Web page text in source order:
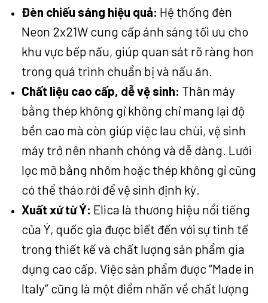
Đèn chiếu sáng hiệu quả: Hệ thống đèn
Neon 2x21W cung cấp ánh sáng tối ưu cho
khu vực bếp nấu, giúp quan sát rõ ràng hơn
trong quá trình chuẩn bị và nấu ăn.
Chất liệu cao cấp, dễ vệ sinh: Thân máy
bằng thép không gỉ không chỉ mang lại độ
bền cao mà còn giúp việc lau chùi, vệ sinh
máy trở nên nhanh chóng và dễ dàng. Lưới
lọc mỡ bằng nhôm hoặc thép không gỉ cũng
có thể tháo rời để vệ sinh định kỳ.
Xuất xứ từ Ý: Elica là thương hiệu nổi tiếng
của Ý, quốc gia được biết đến với sự tinh tế
trong thiết kế và chất lượng sản phẩm gia
dụng cao cấp. Việc sản phẩm được “Made in
Italy” cũng là một điểm nhấn về chất lượng